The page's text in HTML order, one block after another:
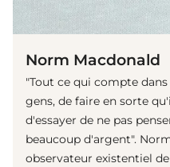
Norm Macdonald
"Tout ce qui compte
gens, de faire en sorte
d'essayer de ne pas
beaucoup d'argent".
observateur existentiel